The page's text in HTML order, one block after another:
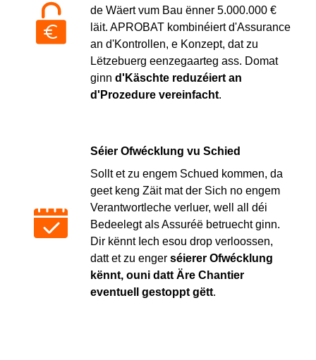
de Wäert vum Bau ënner 5.000.000 €
läit. APROBAT kombinéiert d'Assurance
an d'Kontrollen, e Konzept, dat zu
Lëtzebuerg eenzegaarteg ass. Domat
ginn d'Käschte reduzéiert an
d'Prozedure vereinfacht.
Séier Ofwécklung vu Schied
Sollt et zu engem Schued kommen, da
geet keng Zäit mat der Sich no engem
Verantwortleche verluer, well all déi
Bedeelegt als Assuréë betruecht ginn.
Dir kënnt Iech esou drop verloossen,
datt et zu enger séierer Ofwécklung
kënnt, ouni datt Äre Chantier
eventuell gestoppt gëtt.